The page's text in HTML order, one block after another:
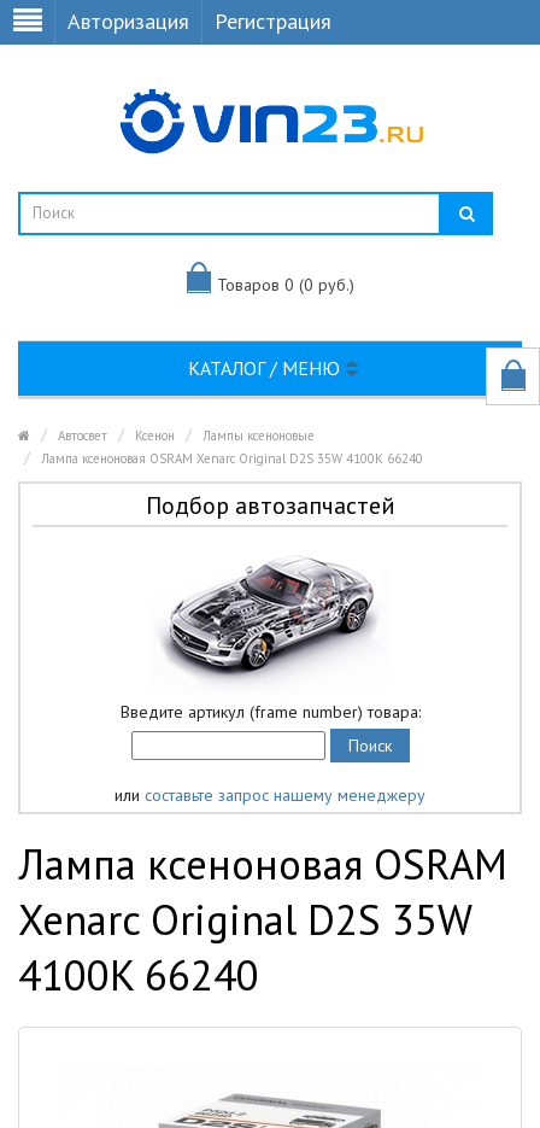
Авторизация Регистрация
Товаров 0 (0 руб.)
КАТАЛОГ / МЕНЮ
Автосвет Ксенон
Лампы ксеноновые
Лампа ксеноновая OSRAM Xenarc Original D2S 35W 4100K 66240
Подбор автозапчастей
Введите артикул (frame number) товара:
или составьте запрос нашему менеджеру
Лампа ксеноновая OSRAM
Xenarc Original D2S 35W
4100K 66240